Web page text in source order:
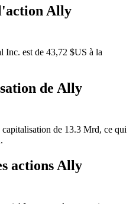
Ally
est de 43,72 $US à la
de Ally
de 13.3 Mrd, ce qui
actions Ally